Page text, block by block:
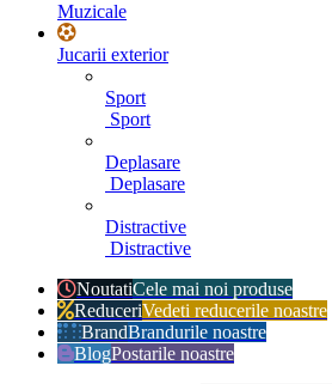
Muzicale
Jucarii exterior
Sport
Sport
Deplasare
Deplasare
Distractive
Distractive
NoutatiCele mai noi produse
ReduceriVedeti reducerile noastre
BrandBrandurile noastre
BlogPostarile noastre